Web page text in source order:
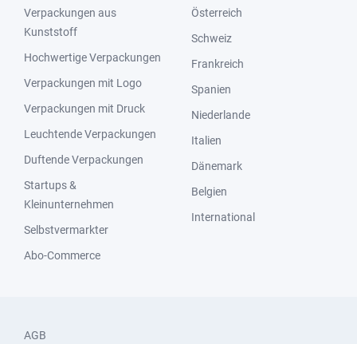
Verpackungen aus
Kunststoff
Hochwertige Verpackungen
Verpackungen mit Logo
Verpackungen mit Druck
Leuchtende Verpackungen
Duftende Verpackungen
Startups &
Kleinunternehmen
Selbstvermarkter
Abo-Commerce
Österreich
Schweiz
Frankreich
Spanien
Niederlande
Italien
Dänemark
Belgien
International
AGB